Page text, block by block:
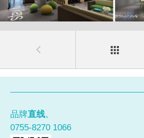
品牌直线。
0755-8270 1066